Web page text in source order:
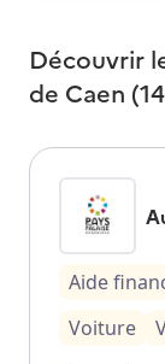
Découvrir
de Caen
Aide
Voiture